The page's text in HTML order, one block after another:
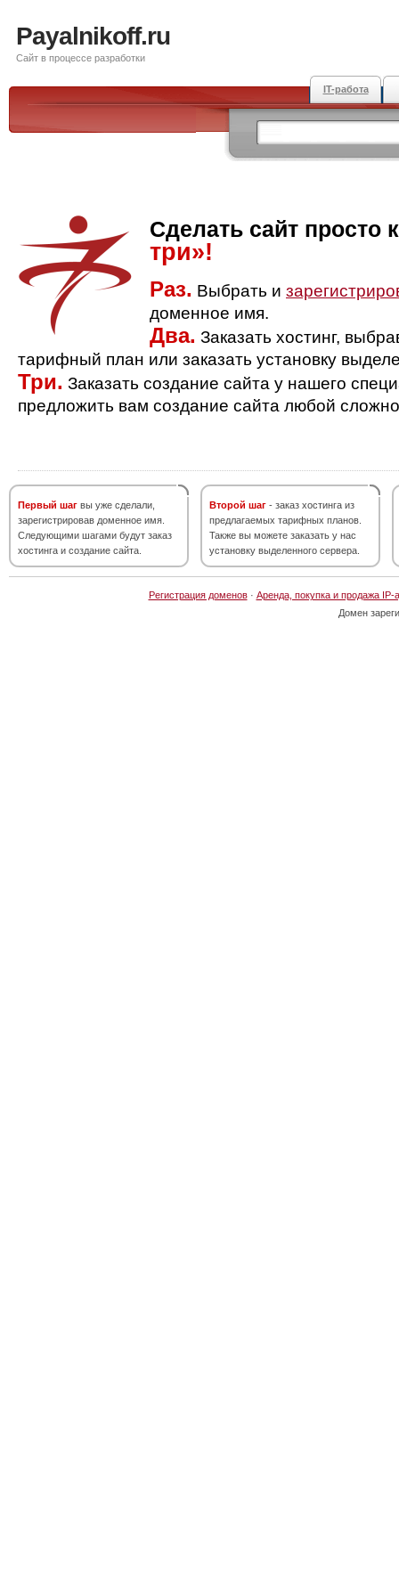
Payalnikoff.ru
Сайт в процессе разработки
IT-работа
Сделать сайт просто
три»!
Раз. Выбрать и
доменное имя.
Два. Заказать хостинг,
тарифный план или заказать установку
Три. Заказать создание сайта у нашего
предложить вам создание сайта любой
Первый шаг вы уже сделали,
зарегистрировав доменное имя.
Следующими шагами будут заказ
хостинга и создание сайта.
Второй шаг - заказ хостинга из
предлагаемых тарифных планов.
Также вы можете заказать у нас
установку выделенного сервера.
Регистрация доменов· Аренда, покупка и продажа IP-
Домен